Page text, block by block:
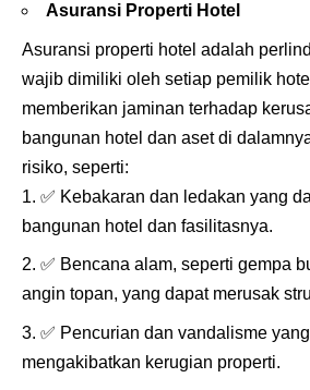
Asuransi Properti Hotel
Asuransi properti hotel adalah
wajib dimiliki oleh setiap pemilik
memberikan jaminan terhadap
bangunan hotel dan aset di
risiko, seperti:
✅ Kebakaran dan ledakan yang
bangunan hotel dan fasilitasnya.
✅ Bencana alam, seperti gempa
angin topan, yang dapat merusak
✅ Pencurian dan vandalisme
mengakibatkan kerugian properti.